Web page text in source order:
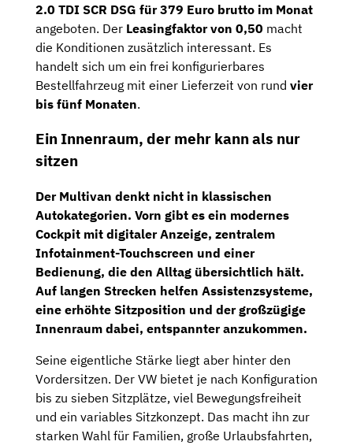
2.0 TDI SCR DSG für 379 Euro brutto im Monat
angeboten. Der Leasingfaktor von 0,50 macht
die Konditionen zusätzlich interessant. Es
handelt sich um ein frei konfigurierbares
Bestellfahrzeug mit einer Lieferzeit von rund vier
bis fünf Monaten.
Ein Innenraum, der mehr kann als nur
sitzen
Der Multivan denkt nicht in klassischen
Autokategorien. Vorn gibt es ein modernes
Cockpit mit digitaler Anzeige, zentralem
Infotainment-Touchscreen und einer
Bedienung, die den Alltag übersichtlich hält.
Auf langen Strecken helfen Assistenzsysteme,
eine erhöhte Sitzposition und der großzügige
Innenraum dabei, entspannter anzukommen.
Seine eigentliche Stärke liegt aber hinter den
Vordersitzen. Der VW bietet je nach Konfiguration
bis zu sieben Sitzplätze, viel Bewegungsfreiheit
und ein variables Sitzkonzept. Das macht ihn zur
starken Wahl für Familien, große Urlaubsfahrten,